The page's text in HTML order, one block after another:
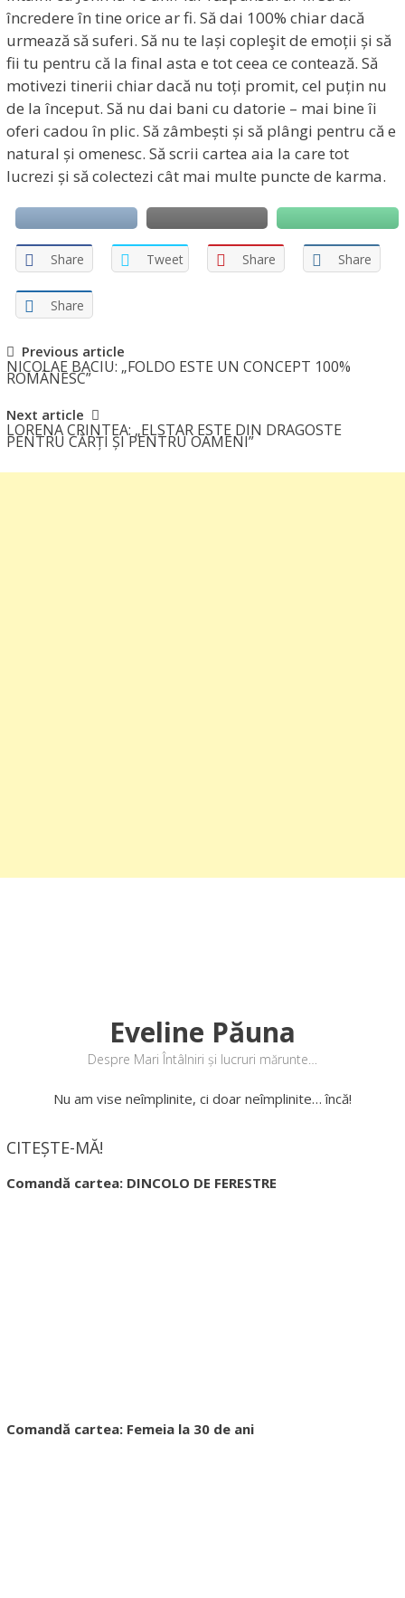
încredere în tine orice ar fi. Să dai 100% chiar dacă
urmează să suferi. Să nu te lași copleşit de emoții și să
fii tu pentru că la final asta e tot ceea ce contează. Să
motivezi tinerii chiar dacă nu toți promit, cel puțin nu
de la început. Să nu dai bani cu datorie – mai bine îi
oferi cadou în plic. Să zâmbești și să plângi pentru că e
natural și omenesc. Să scrii cartea aia la care tot
lucrezi și să colectezi cât mai multe puncte de karma.
Share Tweet Share Share
Share
Post
navigation
Previous article
NICOLAE BACIU: „FOLDO ESTE UN CONCEPT 100%
ROMÂNESC”
Next article
LORENA CRINTEA: „ELSTAR ESTE DIN DRAGOSTE
PENTRU CĂRȚI ȘI PENTRU OAMENI”
Eveline Păuna
Despre Mari Întâlniri și lucruri mărunte…
Nu am vise neîmplinite, ci doar neîmplinite… încă!
CITEȘTE-MĂ!
Comandă cartea: DINCOLO DE FERESTRE
Comandă cartea: Femeia la 30 de ani